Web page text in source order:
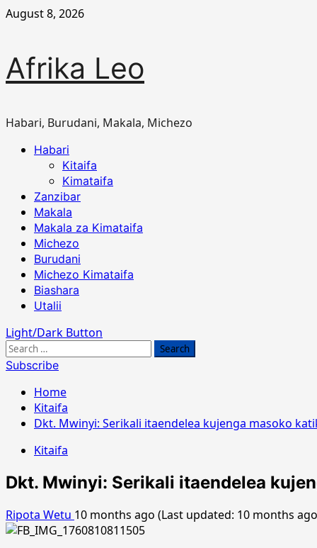
Skip
August 8, 2026
Afrika Leo
Habari, Burudani, Makala, Michezo
PrimaryHabari
Kitaifa
Kimataifa
Zanzibar
Makala
Makala za Kimataifa
Michezo
Burudani
Michezo Kimataifa
Biashara
Utalii
Light/Dark Button
Search
for:
Subscribe
Home
Kitaifa
Dkt. Mwinyi: Serikali itaendelea kujenga masoko
Kitaifa
Dkt. Mwinyi: Serikali itaendelea
Ripota Wetu 10 months ago (Last updated: 10 months